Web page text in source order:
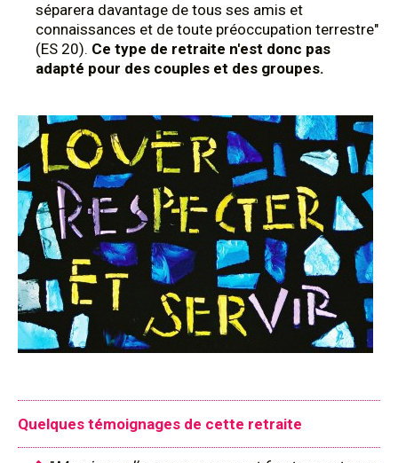
séparera davantage de tous ses amis et
connaissances et de toute préoccupation terrestre"
(ES 20). Ce type de retraite n'est donc pas
adapté pour des couples et des groupes.
Quelques témoignages de cette retraite